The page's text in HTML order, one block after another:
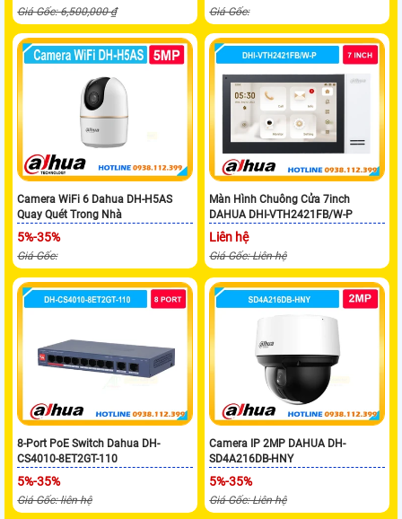
Giá Gốc: 6,500,000 ₫ Giá Gốc:
Camera WiFi 6 Dahua DH-H5AS
Quay Quét Trong Nhà
5%-35%
Giá Gốc:
Màn Hình Chuông Cửa 7inch
DAHUA DHI-VTH2421FB/W-P
Liên hệ
Giá Gốc: Liên hệ
8-Port PoE Switch Dahua DH-
CS4010-8ET2GT-110
5%-35%
Giá Gốc: liên hệ
Camera IP 2MP DAHUA DH-
SD4A216DB-HNY
5%-35%
Giá Gốc: Liên hệ